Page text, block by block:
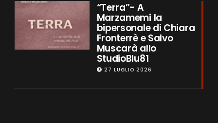
“Terra”- A
Marzamemi la
bipersonale di Chiara
Fronterrè e Salvo
Muscarà allo
StudioBlu81
27 LUGLIO 2026